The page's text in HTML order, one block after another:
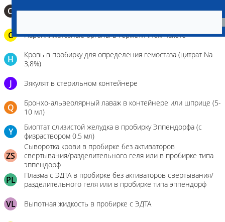
О Мазок-отпечаток на стекло
C Паренхиматозные органы в герметичном пакете
H
Кровь в пробирку для определения гемостаза (цитрат Na
3,8%)
J Эякулят в стерильном контейнере
Q
Бронхо-альвеолярный лаваж в контейнере или шприце (5-
10 мл)
Y
Биоптат слизистой желудка в пробирку Эппендорфа (с
физраствором 0.5 мл)
ZS
Сыворотка крови в пробирке без активаторов
свертывания/разделительного геля или в пробирке типа
эппендорф
PL
Плазма с ЭДТА в пробирке без активаторов свертывания/
разделительного геля или в пробирке типа эппендорф
VL Выпотная жидкость в пробирке с ЭДТА